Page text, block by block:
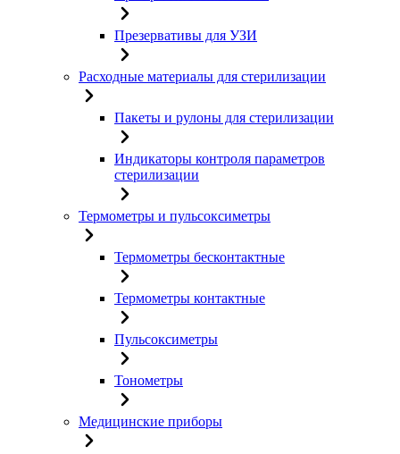
Презервативы для УЗИ
Расходные материалы для стерилизации
Пакеты и рулоны для стерилизации
Индикаторы контроля параметров
стерилизации
Термометры и пульсоксиметры
Термометры бесконтактные
Термометры контактные
Пульсоксиметры
Тонометры
Медицинские приборы